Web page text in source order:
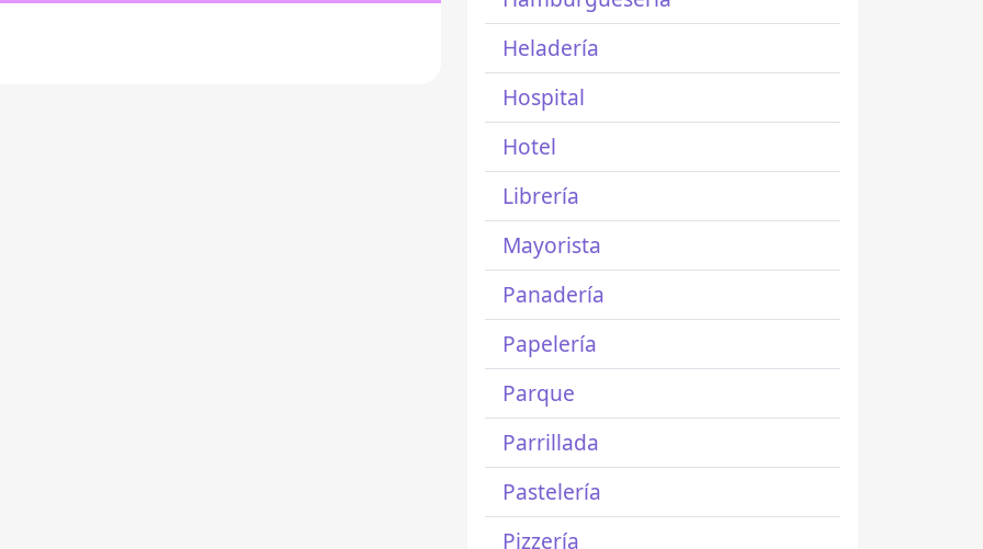
Heladería
Hospital
Hotel
Librería
Mayorista
Panadería
Papelería
Parque
Parrillada
Pastelería
Pizzería